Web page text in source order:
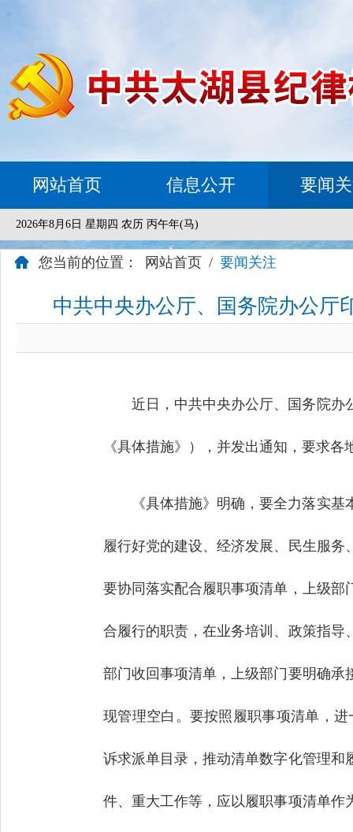
网站首页 信息公开 要闻
2026年8月6日 星期四 农历 丙午年(马)
您当前的位置： 网站首页 / 要闻关注
中共中央办公厅、国务院办公厅
近日，中共中央办公厅、国务院办
《具体措施》），并发出通知，要求
《具体措施》明确，要全力落实
履行好党的建设、经济发展、民生服
要协同落实配合履职事项清单，上级
合履行的职责，在业务培训、政策指
部门收回事项清单，上级部门要明确
现管理空白。要按照履职事项清单，
诉求派单目录，推动清单数字化管理
件、重大工作等，应以履职事项清单